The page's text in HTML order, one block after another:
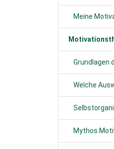
Meine
Grundlagen
Welche
Mythos